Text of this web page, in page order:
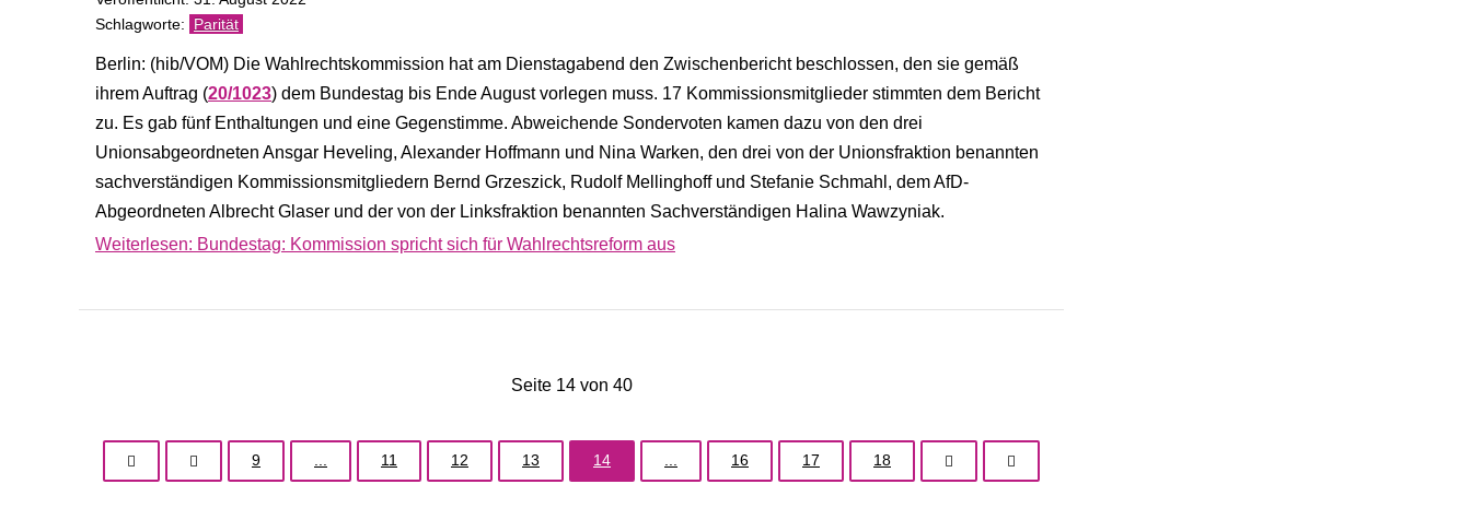
Parität
Berlin: (hib/VOM) Die Wahlrechtskommission hat am Dienstagabend den Zwischenbericht beschlossen, den sie gemäß
ihrem Auftrag (20/1023) dem Bundestag bis Ende August vorlegen muss. 17 Kommissionsmitglieder stimmten dem Bericht
zu. Es gab fünf Enthaltungen und eine Gegenstimme. Abweichende Sondervoten kamen dazu von den drei
Unionsabgeordneten Ansgar Heveling, Alexander Hoffmann und Nina Warken, den drei von der Unionsfraktion benannten
sachverständigen Kommissionsmitgliedern Bernd Grzeszick, Rudolf Mellinghoff und Stefanie Schmahl, dem AfD-
Abgeordneten Albrecht Glaser und der von der Linksfraktion benannten Sachverständigen Halina Wawzyniak.
Weiterlesen: Bundestag: Kommission spricht sich für Wahlrechtsreform aus
Seite 14 von 40
9 11 12 13 14 16 17 18